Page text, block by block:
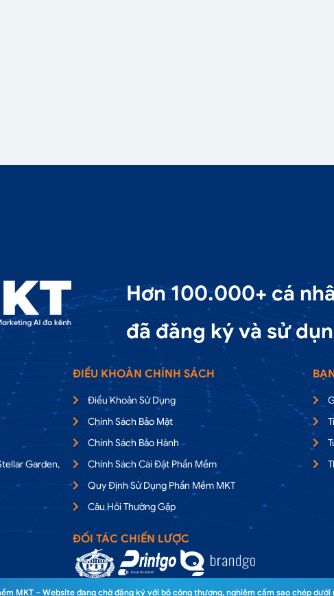
Hơn 100.000+ cá
đã đăng ký và sử
Garden,
ĐIỀU KHOẢN CHÍNH SÁCH
Điều Khoản Sử Dụng
Chính Sách Bảo Mật
Chính Sách Bảo Hành
Chính Sách Cài Đặt Phần Mềm
Quy Định Sử Dụng Phần Mềm MKT
Câu Hỏi Thường Gặp
ĐỐI TÁC CHIẾN LƯỢC
MKT – Website đang chờ đăng ký với bộ công thương, nghiêm cấm sao chép